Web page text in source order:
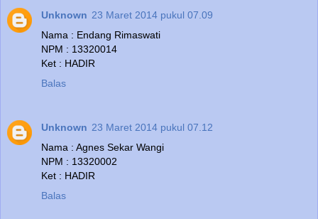
Unknown 23 Maret 2014 pukul 07.09
Nama : Endang Rimaswati
NPM : 13320014
Ket : HADIR
Balas
Unknown 23 Maret 2014 pukul 07.12
Nama : Agnes Sekar Wangi
NPM : 13320002
Ket : HADIR
Balas